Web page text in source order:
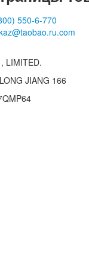
550-6-770
LIMITED.
JIANG 166